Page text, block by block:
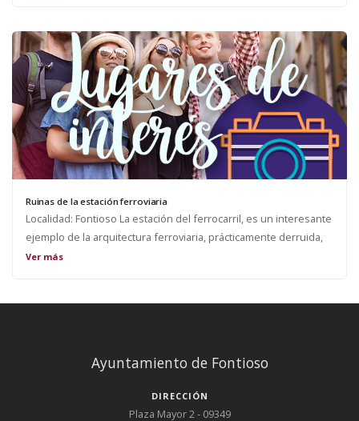
Ruinas de la estación ferroviaria
Localidad: Fontioso La estación del ferrocarril, es un interesante
ejemplo de la arquitectura ferroviaria, prácticamente derruida,
donde ya no para ningún tren.
Ver más
Ayuntamiento de Fontioso
DIRECCIÓN
Plaza Mayor 2 - 09349